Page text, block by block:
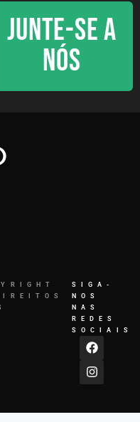
JUNTE-SE A
NÓS
SIGA-
NOS
NAS
REDES
SOCIAIS